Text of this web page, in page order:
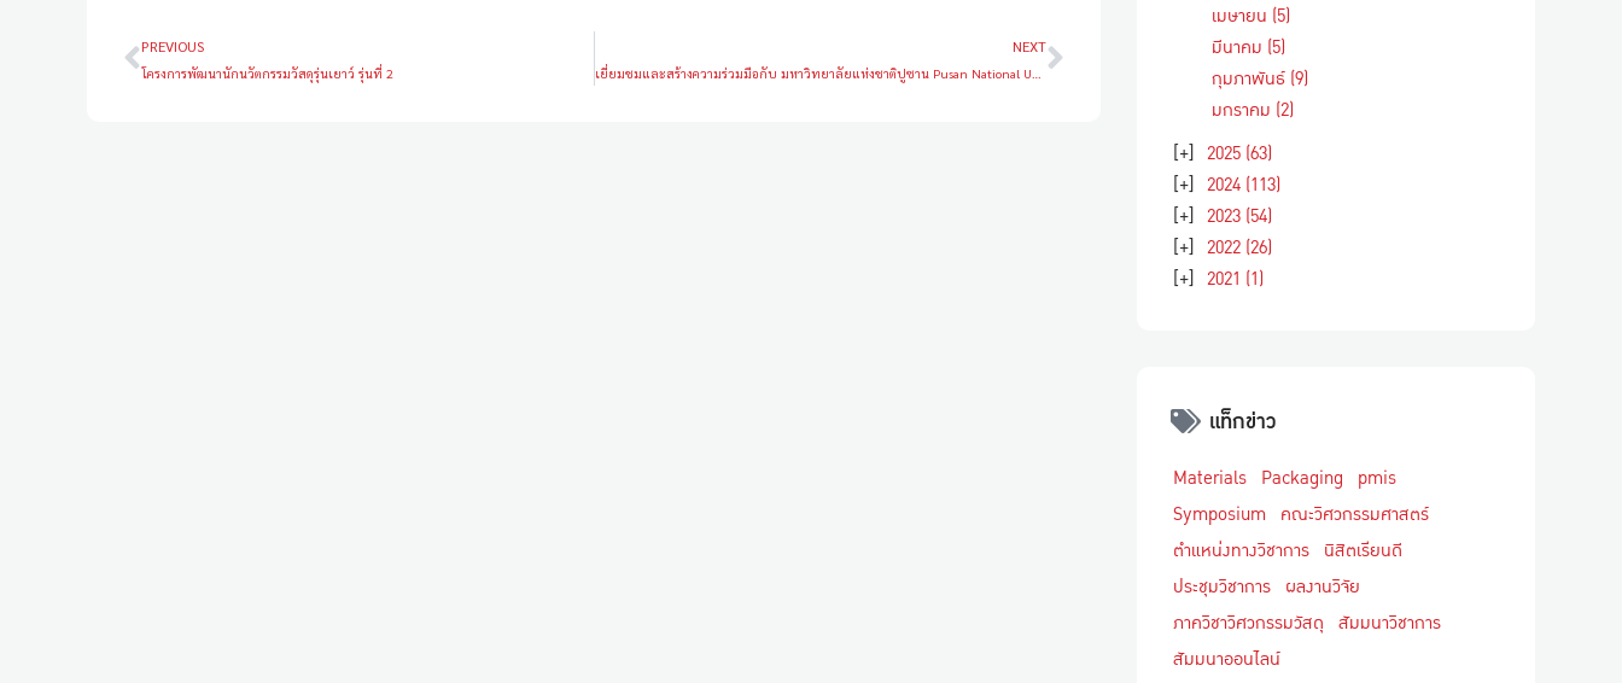
PREVIOUS
โครงการพัฒนานักนวัตกรรมวัสดุรุ่นเยาว์ รุ่นที่ 2
NEXT
เมษายน (5)
มีนาคม (5)
กุมภาพันธ์ (9)
มกราคม (2)
[+] 2025 (63)
[+] 2024 (113)
[+] 2023 (54)
[+] 2022 (26)
[+] 2021 (1)
แท็กข่าว
Materials Packaging pmis
Symposium คณะวิศวกรรมศาสตร์
ตำแหน่งทางวิชาการ นิสิตเรียนดี
ประชุมวิชาการ ผลงานวิจัย
ภาควิชาวิศวกรรมวัสดุ สัมมนาวิชาการ
สัมมนาออนไลน์